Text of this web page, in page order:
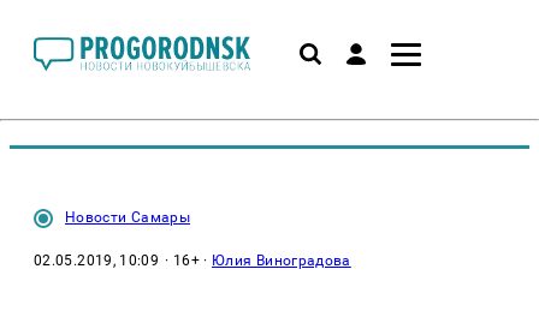
Новости Самары
02.05.2019, 10:09 · 16+ · Юлия Виноградова